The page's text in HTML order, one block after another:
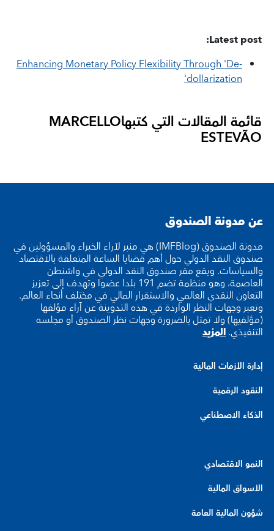
Latest post:
Enhancing Monetary Policy Flexibility Through 'De-
dollarization'
قائمة المقالات التي كتبهاMARCELLO
ESTEVÃO
عن مدونة الصندوق
مدونة الصندوق (IMFBlog) هي منبر لآراء الخبراء والمسؤولين في
صندوق النقد الدولي حول أهم قضايا الساعة المتعلقة بالاقتصاد
والسياسات. ويقع مقر صندوق النقد الدولي في واشنطن
العاصمة، وهو منظمة تضم 191 بلدا عضوا وتهدف إلى تعزيز
التعاون النقدي العالمي والاستقرار المالي في مختلف أنحاء العالم.
وتعبر وجهات النظر الواردة في هذه التدوينة عن آراء مؤلفها
(مؤلفيها) ولا تمثل بالضرورة وجهات نظر الصندوق أو مجلسه
التنفيذي.المزيد
إدارة الأزمات المالية
النقود الرقمية
الذكاء الاصطناعي
النمو الاقتصادي
الأسواق المالية
شؤون المالية العامة